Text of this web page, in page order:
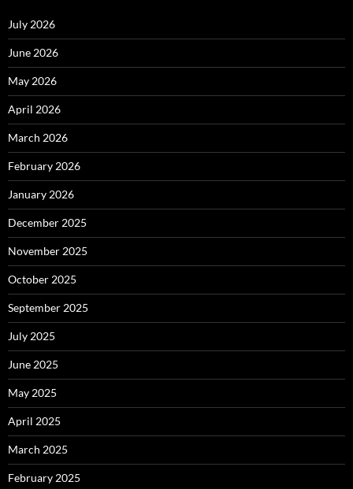
July 2026
June 2026
May 2026
April 2026
March 2026
February 2026
January 2026
December 2025
November 2025
October 2025
September 2025
July 2025
June 2025
May 2025
April 2025
March 2025
February 2025